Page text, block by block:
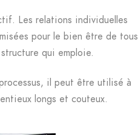
Les relations individuelles
pour le bien être de tous
qui emploie.
il peut être utilisé à
longs et couteux.